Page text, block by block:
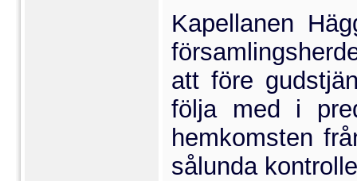
Kapellanen
att före
följa med i
hemkomsten
sålunda